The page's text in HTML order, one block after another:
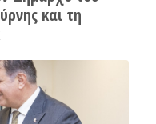
και τη